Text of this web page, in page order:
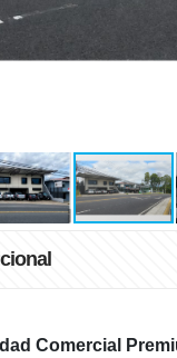
Comercial